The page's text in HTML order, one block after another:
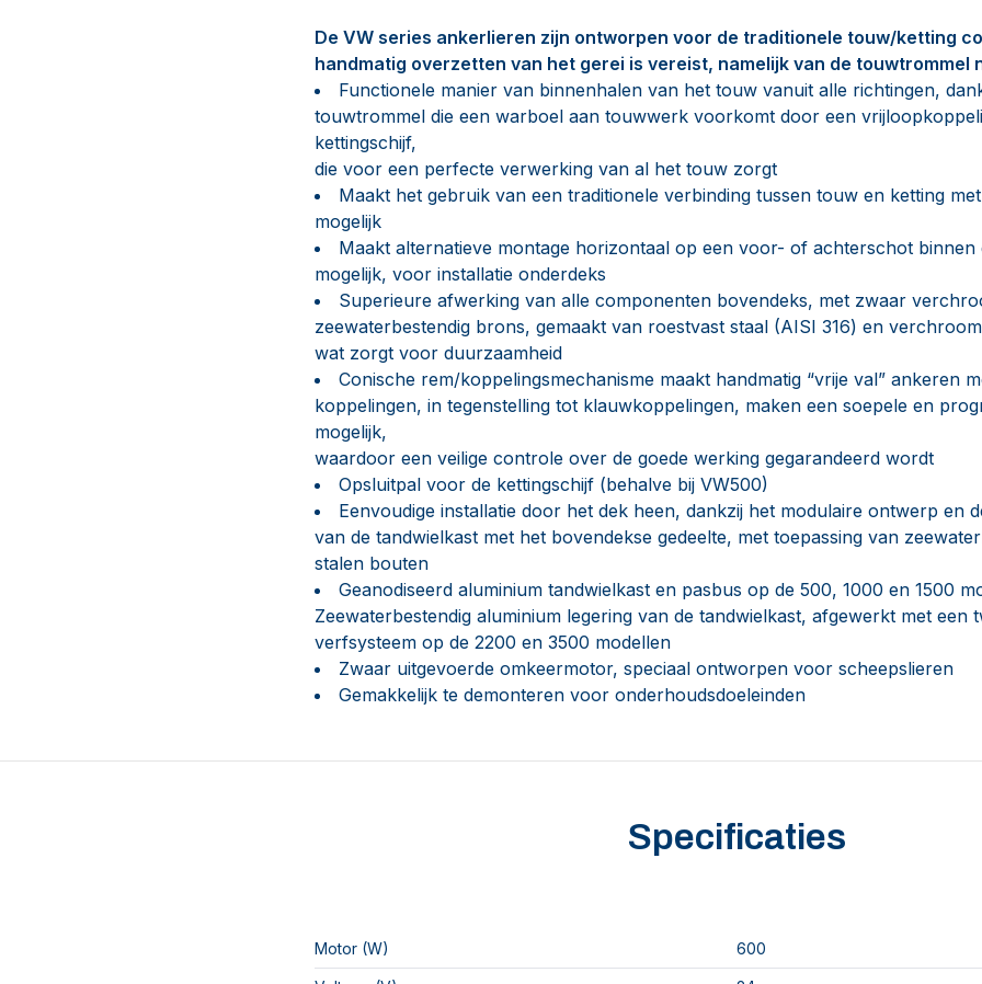
De VW series ankerlieren zijn ontworpen voor de traditionele touw/ketting
handmatig overzetten van het gerei is vereist, namelijk van de touwtrommel
Functionele manier van binnenhalen van het touw vanuit alle richtingen,
touwtrommel die een warboel aan touwwerk voorkomt door een
kettingschijf,
die voor een perfecte verwerking van al het touw zorgt
Maakt het gebruik van een traditionele verbinding tussen touw en ketting
mogelijk
Maakt alternatieve montage horizontaal op een voor- of achterschot binnen
mogelijk, voor installatie onderdeks
Superieure afwerking van alle componenten bovendeks, met zwaar
zeewaterbestendig brons, gemaakt van roestvast staal (AISI 316) en
wat zorgt voor duurzaamheid
Conische rem/koppelingsmechanisme maakt handmatig “vrije val” ankeren
koppelingen, in tegenstelling tot klauwkoppelingen, maken een soepele en
mogelijk,
waardoor een veilige controle over de goede werking gegarandeerd wordt
Opsluitpal voor de kettingschijf (behalve bij VW500)
Eenvoudige installatie door het dek heen, dankzij het modulaire ontwerp en
van de tandwielkast met het bovendekse gedeelte, met toepassing van
stalen bouten
Geanodiseerd aluminium tandwielkast en pasbus op de 500, 1000 en 1500
Zeewaterbestendig aluminium legering van de tandwielkast, afgewerkt met een
verfsysteem op de 2200 en 3500 modellen
Zwaar uitgevoerde omkeermotor, speciaal ontworpen voor scheepslieren
Gemakkelijk te demonteren voor onderhoudsdoeleinden
Specificaties
Motor (W) 600